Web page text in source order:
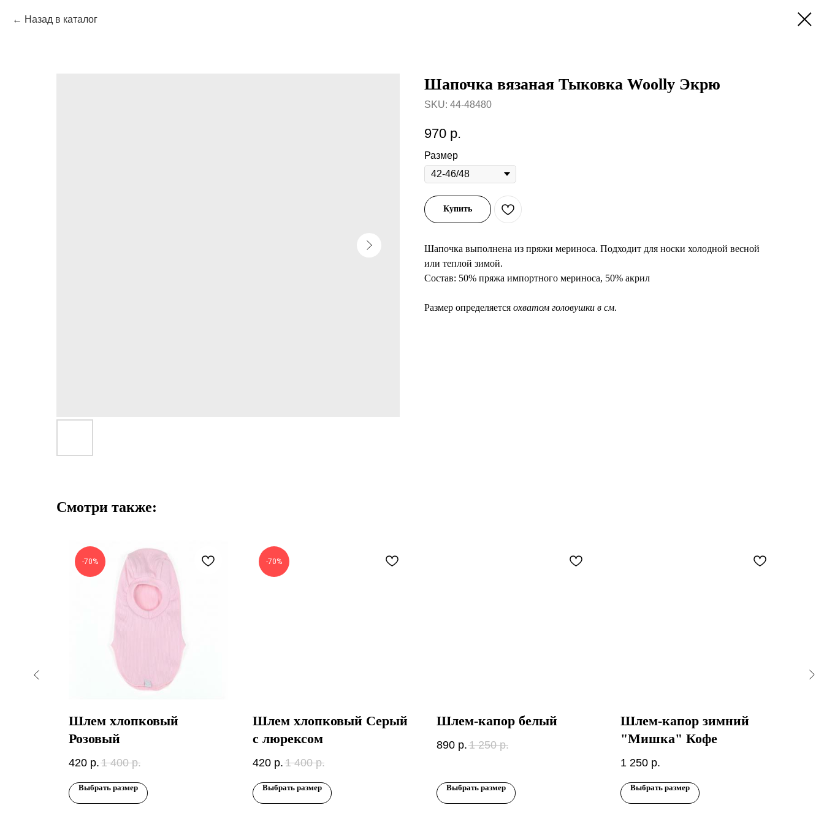
Назад в каталог
Шапочка вязаная Тыковка Woolly Экрю
SKU: 44-48480
970 р.
Размер
Купить
Шапочка выполнена из пряжи мериноса. Подходит для носки холодной весной
или теплой зимой.
Состав: 50% пряжа импортного мериноса, 50% акрил
Размер определяется охватом головушки в см.
Смотри также:
-70%
Шлем хлопковый
Розовый
420 р. 1 400 р.
Выбрать размер
-70%
Шлем хлопковый Серый
с люрексом
420 р. 1 400 р.
Выбрать размер
Шлем-капор белый
890 р. 1 250 р.
Выбрать размер
Шлем-капор зимний
"Мишка" Кофе
1 250 р.
Выбрать размер